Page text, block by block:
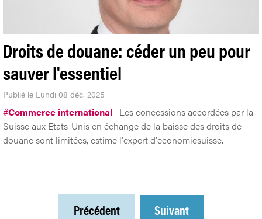
Droits de douane: céder un peu pour
sauver l'essentiel
Publié le Lundi 08 déc. 2025
#Commerce international Les concessions accordées par la
Suisse aux Etats-Unis en échange de la baisse des droits de
douane sont limitées, estime l'expert d'economiesuisse.
Précédent Suivant